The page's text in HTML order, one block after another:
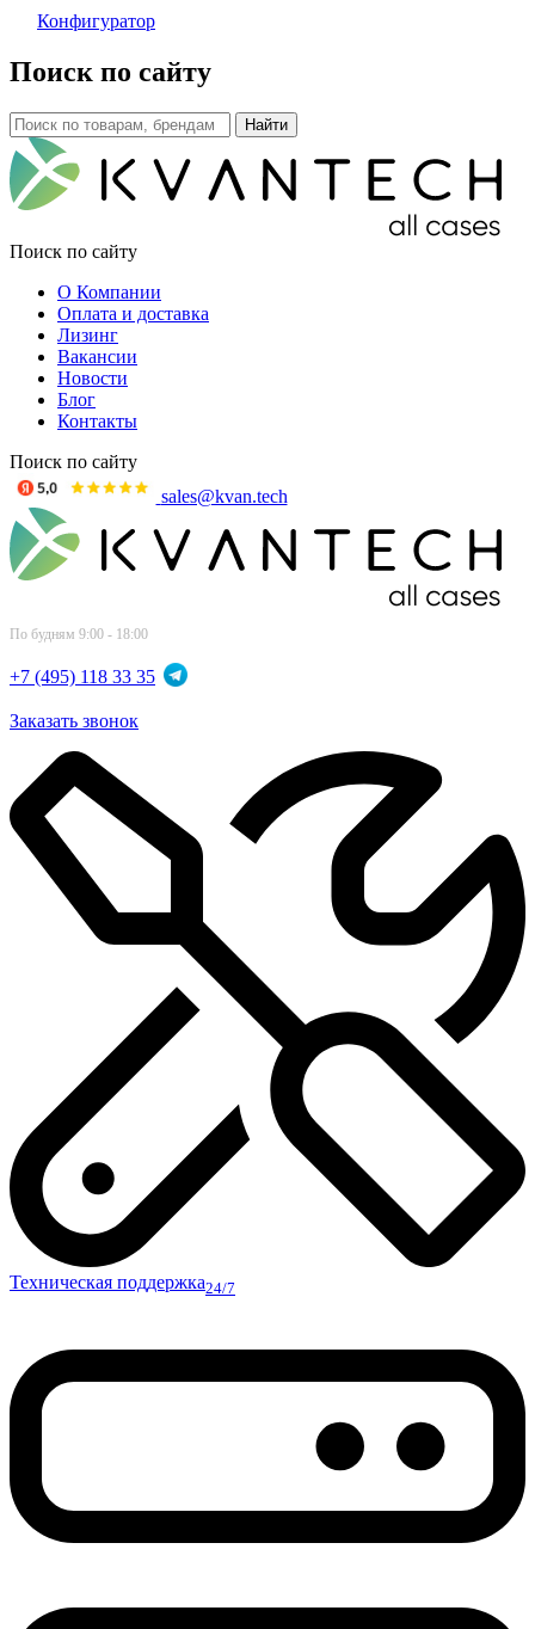
Конфигуратор
Поиск по сайту
Поиск по сайту
О Компании
Оплата и доставка
Лизинг
Вакансии
Новости
Блог
Контакты
Поиск по сайту
sales@kvan.tech
По будням 9:00 - 18:00
+7 (495) 118 33 35
Заказать звонок
Техническая поддержка24/7